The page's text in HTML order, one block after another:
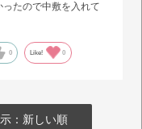
たので中敷を入れて
0 Like! 0
：新しい順